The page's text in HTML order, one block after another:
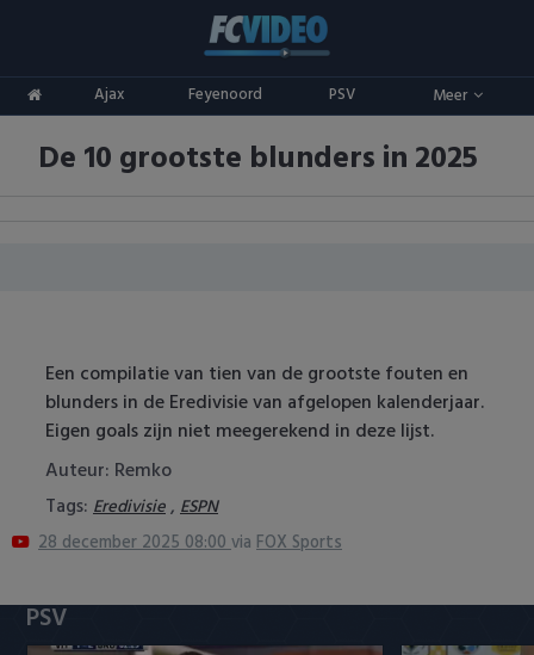
Ajax Feyenoord PSV Meer
ADO Den Haag
Ajax
FC Twente
FC Utrecht
Feyenoord
Heracles Almelo
NAC Breda
Competities
Eredivisie
Vrouwenvoetbal
Champions League
Europa League
Conference League
Oranje
De 10 grootste blunders in 2025
Een compilatie van tien van de grootste fouten en
blunders in de Eredivisie van afgelopen kalenderjaar.
Eigen goals zijn niet meegerekend in deze lijst.
Auteur: Remko
Tags: Eredivisie, ESPN
28 december 2025 08:00via FOX Sports
PSV